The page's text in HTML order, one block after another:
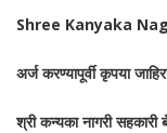
Shree Kanyaka
अर्ज करण्यापूर्वी कृपया
श्री कन्यका नागरी